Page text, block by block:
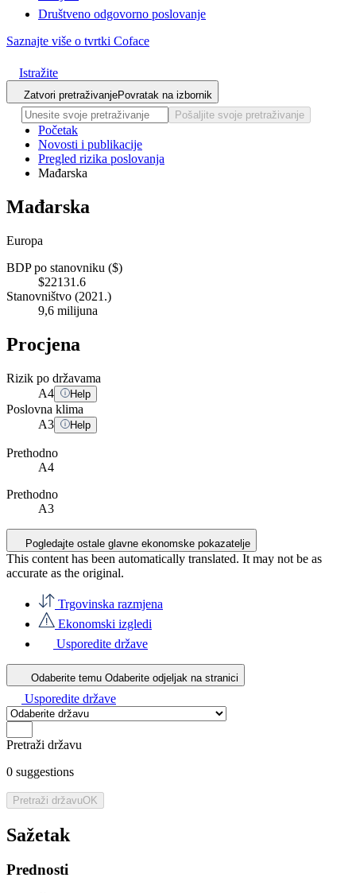
Društveno odgovorno poslovanje
Saznajte više o tvrtki Coface
Istražite
Zatvori pretraživanjePovratak na izbornik
Pošaljite svoje pretraživanje
Početak
Novosti i publikacije
Pregled rizika poslovanja
Mađarska
Mađarska
Europa
BDP po stanovniku ($)
$22131.6
Stanovništvo (2021.)
9,6 milijuna
Procjena
Rizik po državama
A4 Help
Poslovna klima
A3 Help
Prethodno
A4
Prethodno
A3
Pogledajte ostale glavne ekonomske pokazatelje
This content has been automatically translated. It may not be as
accurate as the original.
Trgovinska razmjena
Ekonomski izgledi
Usporedite države
Odaberite temu Odaberite odjeljak na stranici
Usporedite države
Pretraži državu
0 suggestions
Pretraži državuOK
Sažetak
Prednosti